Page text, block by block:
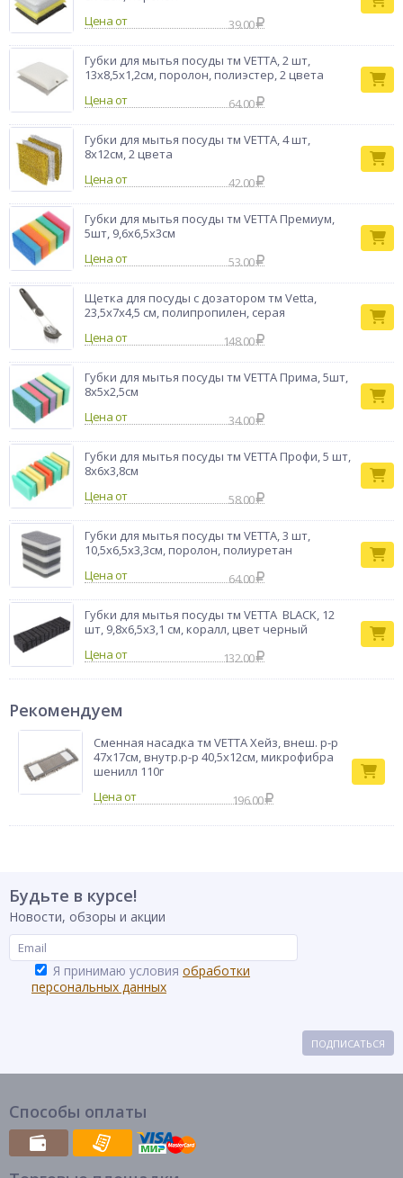
Цена от
39.00
Губки для мытья посуды тм VETTA, 2 шт,
13х8,5х1,2см, поролон, полиэстер, 2 цвета
Цена от
64.00
Губки для мытья посуды тм VETTA, 4 шт,
8х12см, 2 цвета
Цена от
42.00
Губки для мытья посуды тм VETTA Премиум,
5шт, 9,6х6,5х3см
Цена от
53.00
Щетка для посуды с дозатором тм Vetta,
23,5х7х4,5 см, полипропилен, серая
Цена от
148.00
Губки для мытья посуды тм VETTA Прима, 5шт,
8х5х2,5см
Цена от
34.00
Губки для мытья посуды тм VETTA Профи, 5 шт,
8х6х3,8см
Цена от
58.00
Губки для мытья посуды тм VETTA, 3 шт,
10,5х6,5х3,3см, поролон, полиуретан
Цена от
64.00
Губки для мытья посуды тм VETTA BLACK, 12
шт, 9,8x6,5x3,1 см, коралл, цвет черный
Цена от
132.00
Рекомендуем
Сменная насадка тм VETTA Хейз, внеш. р-р
47х17см, внутр.р-р 40,5х12см, микрофибра
шенилл 110г
196.00
Будьте в курсе!
Новости, обзоры и акции
Я принимаю условия обработки
персональных данных
ПОДПИСАТЬСЯ
Способы оплаты